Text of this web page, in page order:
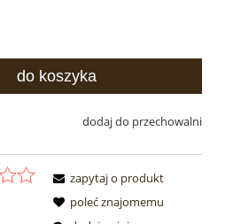
do koszyka
dodaj do przechowalni
zapytaj o produkt
poleć znajomemu